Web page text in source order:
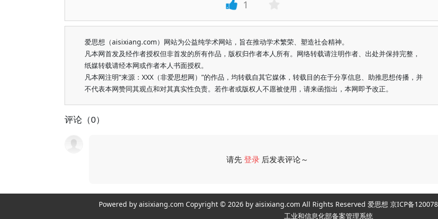
1
爱思想（aisixiang.com）网站为公益纯学术网站，旨在推动学术繁荣、塑造社会精神。
凡本网首发及经作者授权但非首发的所有作品，版权归作者本人所有。网络转载请注明作者、出处并保持完整，
纸媒转载请经本网或作者本人书面授权。
凡本网注明“来源：XXX（非爱思想网）”的作品，均转载自其它媒体，转载目的在于分享信息、助推思想传播，并
不代表本网赞同其观点和对其真实性负责。若作者或版权人不愿被使用，请来函指出，本网即予改正。
评论（0）
请先登录 后发表评论～
Powered by aisixiang.com Copyright © 2026 by aisixiang.com All Rights Reserved 爱思想 京ICP备
工业和信息化部备案管理系统